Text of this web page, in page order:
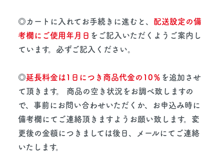
◎カートに入れてお手続きに進むと、 配送設定の備
考欄にご使用年月日 をご記入いただくようご案内し
ています。必ずご記入ください。
◎延長料金は1日につき商品代金の10％ を追加させ
て頂きます。 商品の空き状況をお調べ致しますの
で、事前にお問い合わせいただくか、お申込み時に
備考欄にてご連絡頂きますようお願い致します。変
更後の金額につきましては後日、メールにてご連絡
いたします。